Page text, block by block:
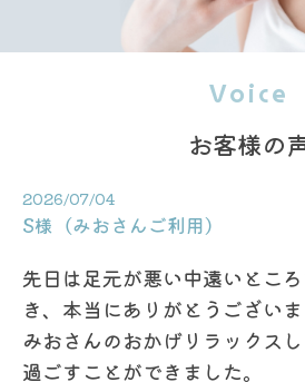
Voice
お客様の
2026/07/04
S様（みおさんご利用）
先日は足元が悪い中遠いとこ
き、 本当にありがとうございま
みおさんのおかげリラックス
過ごすことができました。